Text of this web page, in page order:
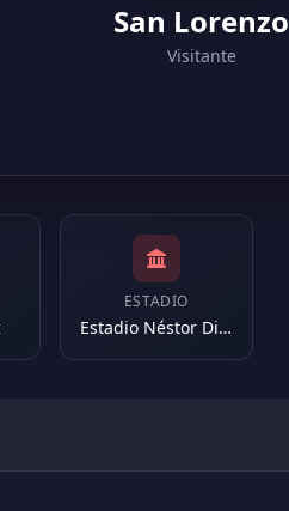
San Lorenzo
Visitante
ESTADIO
Estadio Néstor Diaz Pérez (Argentina)